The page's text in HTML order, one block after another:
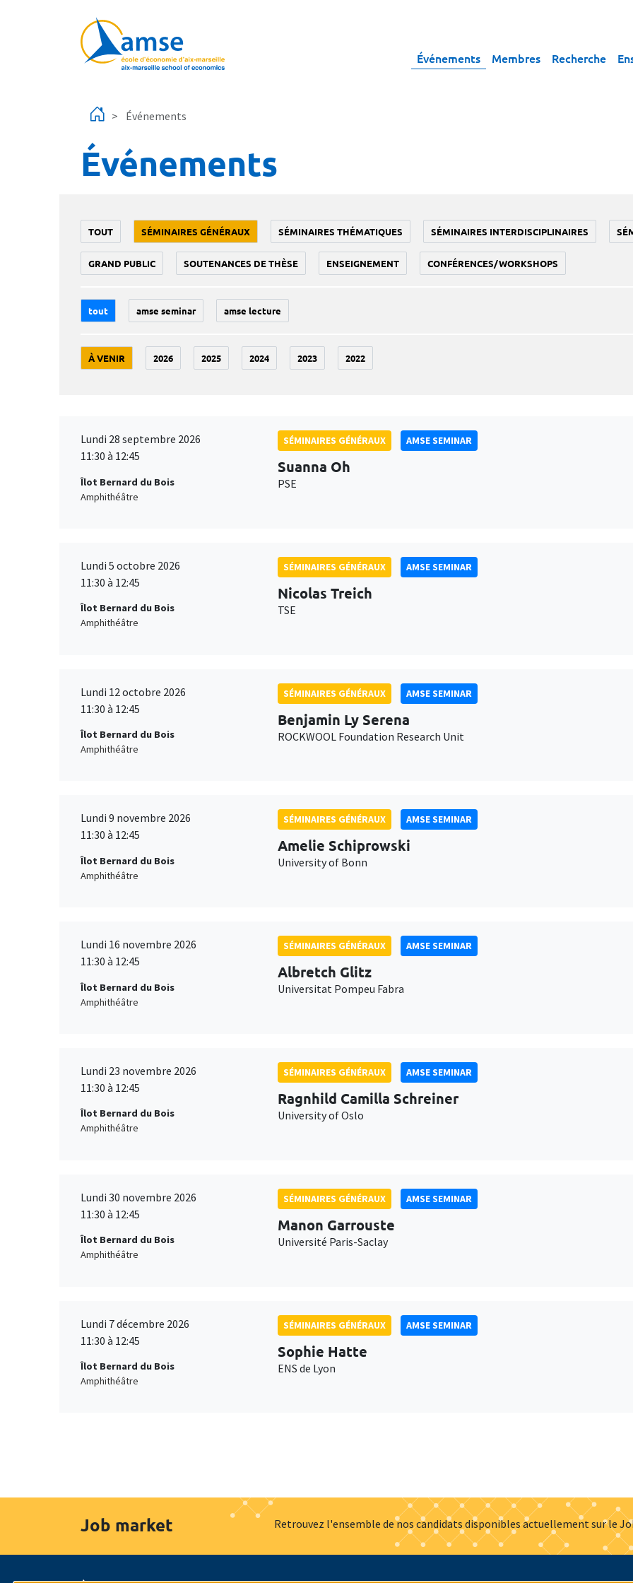
Événements Membres Recherche
Événements
Événements
TOUT SÉMINAIRES GÉNÉRAUX SÉMINAIRES THÉMATIQUES SÉMINAIRES INTERDISCIPLINAIRES
GRAND PUBLIC SOUTENANCES DE THÈSE ENSEIGNEMENT CONFÉRENCES/WORKSHOPS
tout amse seminar amse lecture
À VENIR 2026 2025 2024 2023 2022
Lundi 28 septembre 2026
11:30 à 12:45
Îlot Bernard du Bois
Amphithéâtre
SÉMINAIRES GÉNÉRAUX AMSE SEMINAR
Suanna Oh
PSE
Lundi 5 octobre 2026
11:30 à 12:45
Îlot Bernard du Bois
Amphithéâtre
SÉMINAIRES GÉNÉRAUX AMSE SEMINAR
Nicolas Treich
TSE
Lundi 12 octobre 2026
11:30 à 12:45
Îlot Bernard du Bois
Amphithéâtre
SÉMINAIRES GÉNÉRAUX AMSE SEMINAR
Benjamin Ly Serena
ROCKWOOL Foundation Research Unit
Lundi 9 novembre 2026
11:30 à 12:45
Îlot Bernard du Bois
Amphithéâtre
SÉMINAIRES GÉNÉRAUX AMSE SEMINAR
Amelie Schiprowski
University of Bonn
Lundi 16 novembre 2026
11:30 à 12:45
Îlot Bernard du Bois
Amphithéâtre
SÉMINAIRES GÉNÉRAUX AMSE SEMINAR
Albretch Glitz
Universitat Pompeu Fabra
Lundi 23 novembre 2026
11:30 à 12:45
Îlot Bernard du Bois
Amphithéâtre
SÉMINAIRES GÉNÉRAUX AMSE SEMINAR
Ragnhild Camilla Schreiner
University of Oslo
Lundi 30 novembre 2026
11:30 à 12:45
Îlot Bernard du Bois
Amphithéâtre
SÉMINAIRES GÉNÉRAUX AMSE SEMINAR
Manon Garrouste
Université Paris-Saclay
Lundi 7 décembre 2026
11:30 à 12:45
Îlot Bernard du Bois
Amphithéâtre
SÉMINAIRES GÉNÉRAUX AMSE SEMINAR
Sophie Hatte
ENS de Lyon
Job market Retrouvez l'ensemble de nos candidats disponibles actuellement sur le